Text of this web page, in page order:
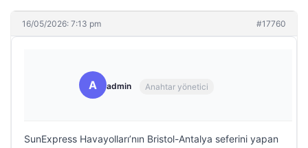
16/05/2026: 7:13 pm #17760
A admin Anahtar yönetici
SunExpress Havayolları’nın Bristol-Antalya seferini yapan